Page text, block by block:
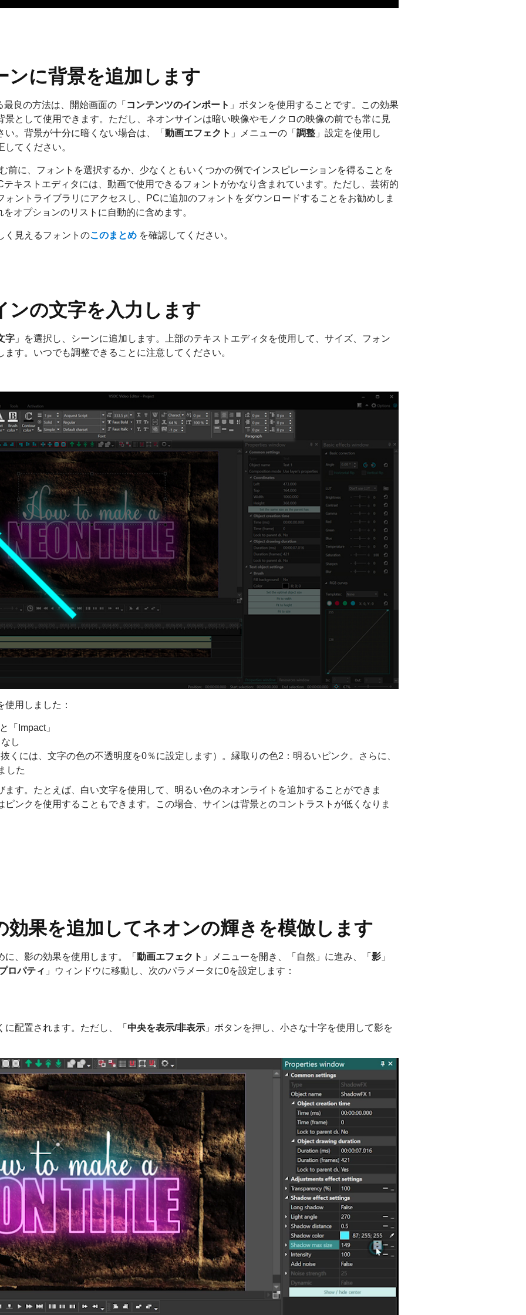
ンに背景を追加します
良の方法は、開始画面の「 コンテンツのインポート 」ボタンを使用することです。この効果
景として使用できます。ただし、ネオンサインは暗い映像やモノクロの映像の前でも常に見
。背景が十分に暗くない場合は、「 動画エフェクト 」メニューの「 調整 」設定を使用し
てください。
前に、フォントを選択するか、少なくともいくつかの例でインスピレーションを得ることを
キストエディタには、動画で使用できるフォントがかなり含まれています。ただし、芸術的
ントライブラリにアクセスし、PCに追加のフォントをダウンロードすることをお勧めしま
オプションのリストに自動的に含めます。
く見えるフォントのこのまとめ を確認してください。
ンの文字を入力します
字 」を選択し、シーンに追加します。上部のテキストエディタを使用して、サイズ、フォン
す。いつでも調整できることに注意してください。
用しました：
「Impact」
し
くには、文字の色の不透明度を0％に設定します）。縁取りの色2：明るいピンク。さらに、
した
す。たとえば、白い文字を使用して、明るい色のネオンライトを追加することができま
ンクを使用することもできます。この場合、サインは背景とのコントラストが低くなりま
効果を追加してネオンの輝きを模倣します
、影の効果を使用します。「 動画エフェクト 」メニューを開き、「自然」に進み、「 影 」
ロパティ 」ウィンドウに移動し、次のパラメータに0を設定します：
配置されます。ただし、「 中央を表示/非表示 」ボタンを押し、小さな十字を使用して影を